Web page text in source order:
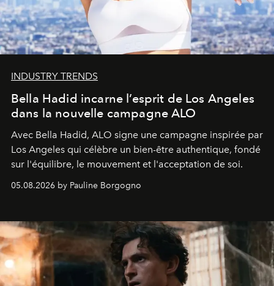
INDUSTRY TRENDS
Bella Hadid incarne l’esprit de Los Angeles
dans la nouvelle campagne ALO
Avec Bella Hadid, ALO signe une campagne inspirée par
Los Angeles qui célèbre un bien-être authentique, fondé
sur l'équilibre, le mouvement et l'acceptation de soi.
05.08.2026 by Pauline Borgogno